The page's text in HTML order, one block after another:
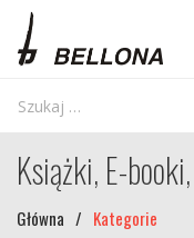
Książki, E-
Główna / Kategorie